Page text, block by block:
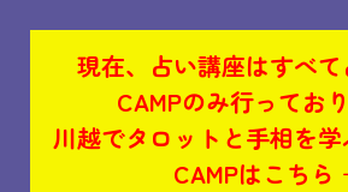
現在、占い講座はすべ
CAMPのみ行ってお
川越でタロットと手相を
CAMPはこち